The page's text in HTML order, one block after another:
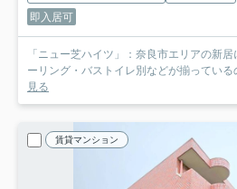
即入居可
「ニュー芝ハイツ」：奈良市エリアの新
ーリング・バストイレ別などが揃ってい
見る
賃貸マンション